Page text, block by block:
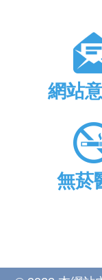
網站
無菸